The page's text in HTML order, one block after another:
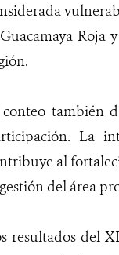
Roja
también
La
al
del área
resultados del